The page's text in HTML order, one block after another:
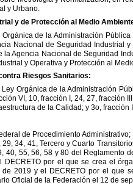
y Urbano.
y de Protección al Medio
Orgánica de la Administración Pública
Nacional de Seguridad Industrial y
la Agencia Nacional de Seguridad
y Operativa y Protección al
Riesgos Sanitarios:
Ley Orgánica de laAdministración
VI, 10, fracción I, 24, 27, fracción
de la Calidad; y 3o, fracción
de ProcedimientoAdministrativo;
29, 34, 41, Tercero y Cuarto
40, 55, 56, 58 y 80 del Reglamento
DECRETO por el que se crea el
de 2019 y el DECRETO por el que
Oficial de la Federación el 12 de